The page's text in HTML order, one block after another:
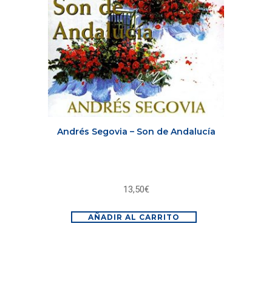
Andrés Segovia – Son de Andalucía
13,50€
AÑADIR AL CARRITO